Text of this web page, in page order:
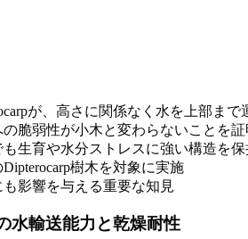
が、高さに関係なく水を上部ま
脆弱性が小木と変わらないことを証
生育や水分ストレスに強い構造を保
樹木を対象に実施
影響を与える重要な知見
水輸送能力と乾燥耐性